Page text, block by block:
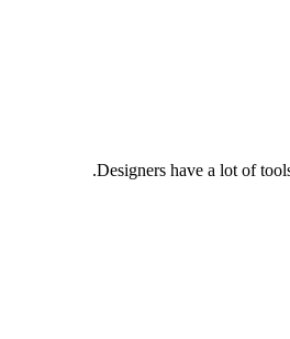
Designers have a lot of